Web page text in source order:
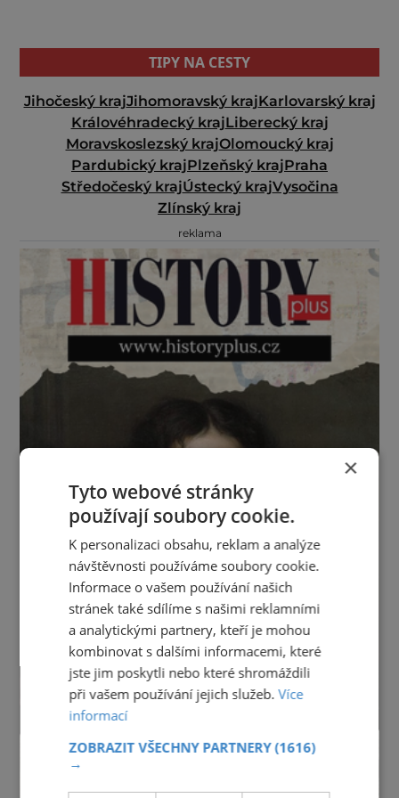
TIPY NA CESTY
Jihočeský krajJihomoravský krajKarlovarský kraj
Královéhradecký krajLiberecký kraj
Moravskoslezský krajOlomoucký kraj
Pardubický krajPlzeňský krajPraha
Středočeský krajÚstecký krajVysočina
Zlínský kraj
reklama
×
Tyto webové stránky
používají soubory cookie.
K personalizaci obsahu, reklam a analýze
návštěvnosti používáme soubory cookie.
Informace o vašem používání našich
stránek také sdílíme s našimi reklamními
a analytickými partnery, kteří je mohou
kombinovat s dalšími informacemi, které
jste jim poskytli nebo které shromáždili
při vašem používání jejich služeb.Více
informací
ZOBRAZIT VŠECHNY PARTNERY(1616)
→